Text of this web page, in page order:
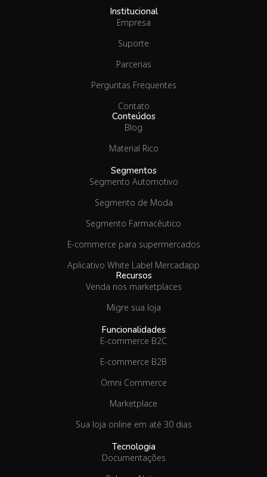
Institucional
Empresa
Suporte
Parcerias
Perguntas Frequentes
Contato
Conteúdos
Blog
Material Rico
Segmentos
Segmento Automotivo
Segmento de Moda
Segmento Farmacêutico
E-commerce para supermercados
Aplicativo White Label Mercadapp
Recursos
Venda nos marketplaces
Migre sua loja
Funcionalidades
E-commerce B2C
E-commerce B2B
Omni Commerce
Marketplace
Sua loja online em até 30 dias
Tecnologia
Documentações